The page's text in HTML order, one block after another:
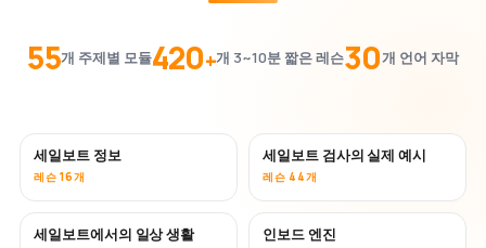
55개 주제별 모듈420+개 3~10분 짧은 레슨30개 언어 자막
세일보트 정보
레슨 16개
세일보트 검사의 실제 예시
레슨 44개
세일보트에서의 일상 생활 인보드 엔진